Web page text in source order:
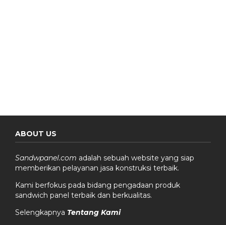
ABOUT US
Sandwpanel.com adalah sebuah website yang siap
memberikan pelayanan jasa konstruksi terbaik.
Kami berfokus pada bidang pengadaan produk
sandwich panel terbaik dan berkualitas.
Selengkapnya Tentang Kami